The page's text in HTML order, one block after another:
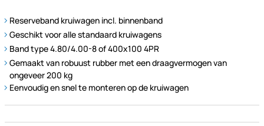
Reserveband kruiwagen incl. binnenband
Geschikt voor alle standaard kruiwagens
Band type 4.80/4.00-8 of 400x100 4PR
Gemaakt van robuust rubber met een draagvermogen van
ongeveer 200 kg
Eenvoudig en snel te monteren op de kruiwagen